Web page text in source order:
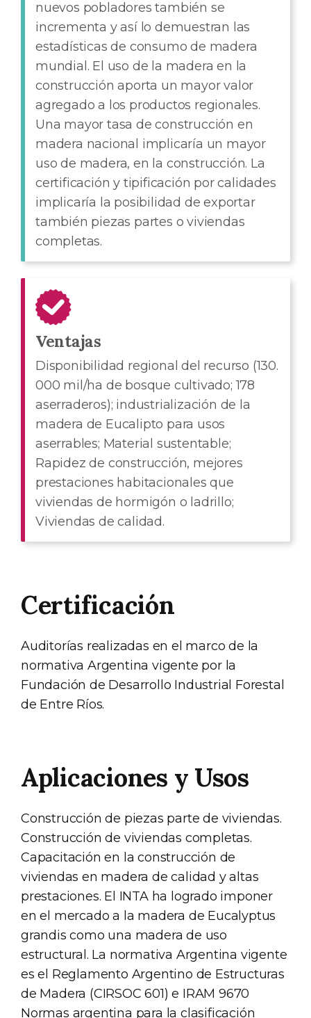
nuevos pobladores también se
incrementa y así lo demuestran las
estadísticas de consumo de madera
mundial. El uso de la madera en la
construcción aporta un mayor valor
agregado a los productos regionales.
Una mayor tasa de construcción en
madera nacional implicaría un mayor
uso de madera, en la construcción. La
certificación y tipificación por calidades
implicaría la posibilidad de exportar
también piezas partes o viviendas
completas.
Ventajas
Disponibilidad regional del recurso (130.
000 mil/ha de bosque cultivado; 178
aserraderos); industrialización de la
madera de Eucalipto para usos
aserrables; Material sustentable;
Rapidez de construcción, mejores
prestaciones habitacionales que
viviendas de hormigón o ladrillo;
Viviendas de calidad.
Certificación
Auditorías realizadas en el marco de la
normativa Argentina vigente por la
Fundación de Desarrollo Industrial Forestal
de Entre Ríos.
Aplicaciones y Usos
Construcción de piezas parte de viviendas.
Construcción de viviendas completas.
Capacitación en la construcción de
viviendas en madera de calidad y altas
prestaciones. El INTA ha logrado imponer
en el mercado a la madera de Eucalyptus
grandis como una madera de uso
estructural. La normativa Argentina vigente
es el Reglamento Argentino de Estructuras
de Madera (CIRSOC 601) e IRAM 9670
Normas argentina para la clasificación